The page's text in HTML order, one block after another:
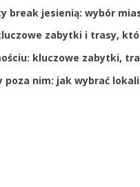
break jesienią: wybór
zabytki i trasy,
kluczowe zabytki,
poza nim: jak wybrać